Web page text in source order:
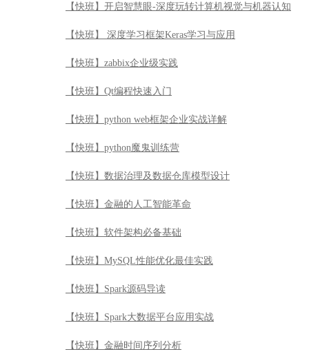
【快班】开启智慧眼-深度玩转计算机视觉与机器认知
【快班】 深度学习框架Keras学习与应用
【快班】zabbix企业级实践
【快班】Qt编程快速入门
【快班】python web框架企业实战详解
【快班】python魔鬼训练营
【快班】数据治理及数据仓库模型设计
【快班】金融的人工智能革命
【快班】软件架构必备基础
【快班】MySQL性能优化最佳实践
【快班】Spark源码导读
【快班】Spark大数据平台应用实战
【快班】金融时间序列分析